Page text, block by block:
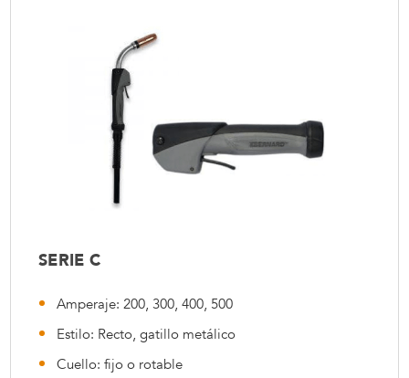
SERIE C
Amperaje: 200, 300, 400, 500
Estilo: Recto, gatillo metálico
Cuello: fijo o rotable